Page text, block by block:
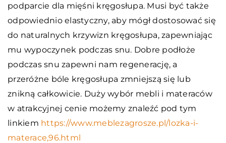
podparcie dla mięśni kręgosłupa. Musi być także
odpowiednio elastyczny, aby mógł dostosować się
do naturalnych krzywizn kręgosłupa, zapewniając
mu wypoczynek podczas snu. Dobre podłoże
podczas snu zapewni nam regenerację, a
przeróżne bóle kręgosłupa zmniejszą się lub
znikną całkowicie. Duży wybór mebli i materaców
w atrakcyjnej cenie możemy znaleźć pod tym
linkiem https://www.meblezagrosze.pl/lozka-i-
materace,96.html